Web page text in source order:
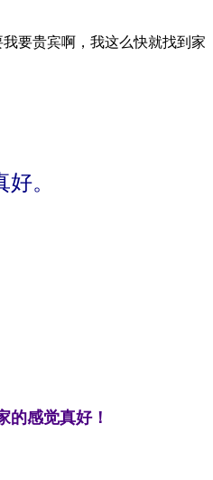
要贵宾啊，我这么快就找到家
。
的感觉真好！